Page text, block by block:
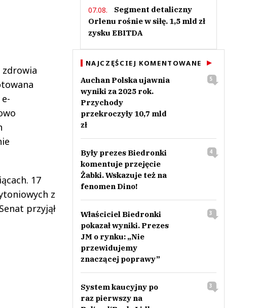
zdrowia
17
z
przyjął
07.08.
Segment detaliczny
Orlenu rośnie w siłę. 1,5 mld zł
zysku EBITDA
NAJCZĘŚCIEJ KOMENTOWANE
Auchan Polska ujawnia
wyniki za 2025 rok.
Przychody
przekroczyły 10,7 mld
zł
5
Były prezes Biedronki
komentuje przejęcie
Żabki. Wskazuje też na
fenomen Dino!
4
Właściciel Biedronki
pokazał wyniki. Prezes
JM o rynku: „Nie
przewidujemy
znaczącej poprawy”
3
System kaucyjny po
raz pierwszy na
3